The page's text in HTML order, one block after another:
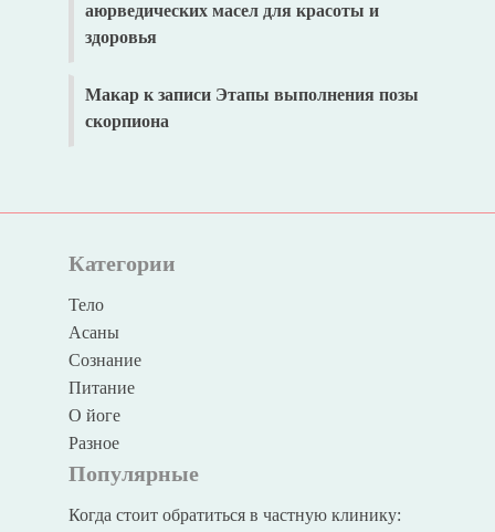
аюрведических масел для красоты и
здоровья
Макарк записи Этапы выполнения позы
скорпиона
Категории
Тело
Асаны
Сознание
Питание
О йоге
Разное
Популярные
Когда стоит обратиться в частную клинику: